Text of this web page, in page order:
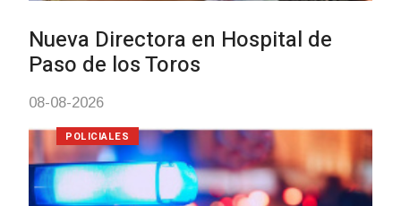
Investigación de policías de
Tacuarembó permitió recuperar
Brasil una camioneta hurtada en
Villa Ansina
04-08-2026
NOTICIAS